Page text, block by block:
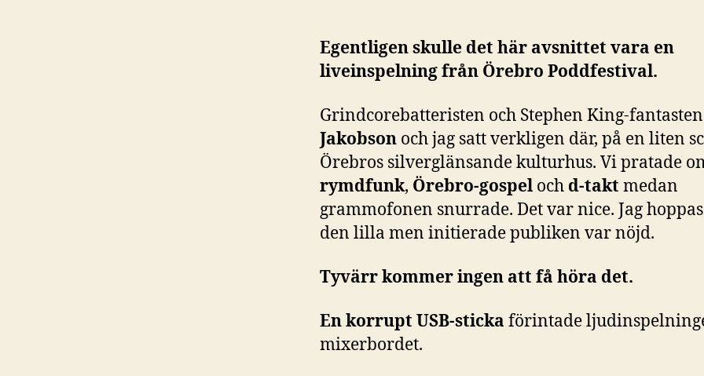
Egentligen skulle det här avsnittet vara en
liveinspelning från Örebro Poddfestival.
Grindcorebatteristen och Stephen King-
Jakobson och jag satt verkligen där, på en liten
Örebros silverglänsande kulturhus. Vi pratade
rymdfunk, Örebro-gospel och d-takt medan
grammofonen snurrade. Det var nice. Jag
den lilla men initierade publiken var nöjd.
Tyvärr kommer ingen att få höra det.
En korrupt USB-sticka förintade
mixerbordet.